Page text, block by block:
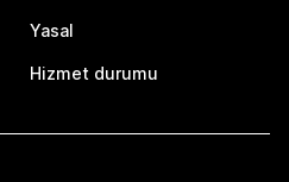
Yasal
Hizmet durumu